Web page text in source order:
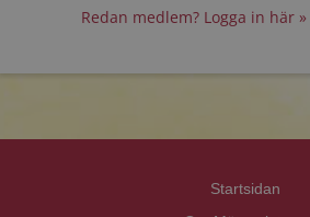
Redan medlem? Logga in här »
Startsidan